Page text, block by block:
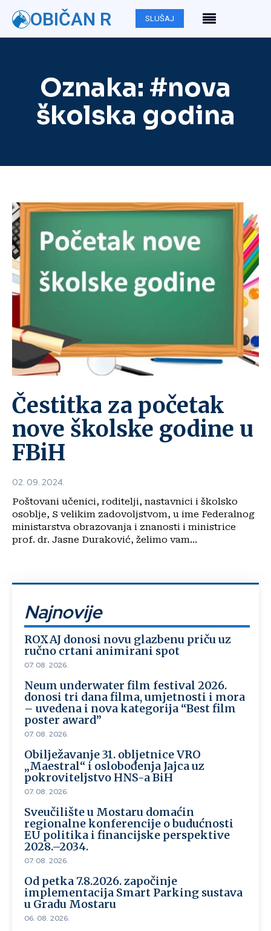
OBIČAN R SLUŠAJ
Oznaka: #nova
školska godina
Čestitka za početak
nove školske godine u
FBiH
02. 09. 2024.
Poštovani učenici, roditelji, nastavnici i školsko
osoblje, S velikim zadovoljstvom, u ime Federalnog
ministarstva obrazovanja i znanosti i ministrice
prof. dr. Jasne Duraković, želimo vam...
Najnovije
ROXAJ donosi novu glazbenu priču uz
ručno crtani animirani spot
07. 08. 2026.
Neum underwater film festival 2026.
donosi tri dana filma, umjetnosti i mora
– uvedena i nova kategorija “Best film
poster award”
07. 08. 2026.
Obilježavanje 31. obljetnice VRO
„Maestral“ i oslobođenja Jajca uz
pokroviteljstvo HNS-a BiH
07. 08. 2026.
Sveučilište u Mostaru domaćin
regionalne konferencije o budućnosti
EU politika i financijske perspektive
2028.–2034.
07. 08. 2026.
Od petka 7.8.2026. započinje
implementacija Smart Parking sustava
u Gradu Mostaru
06. 08. 2026.